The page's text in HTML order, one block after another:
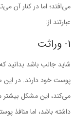
‌می‌افتد؛ اما در کنار آن
عبارتند از:
1- وراثت
شاید جالب باشد بدانید
پوست خود دارند. در
‌می‌کند، این مشکل
داشته باشد، اما منافذ